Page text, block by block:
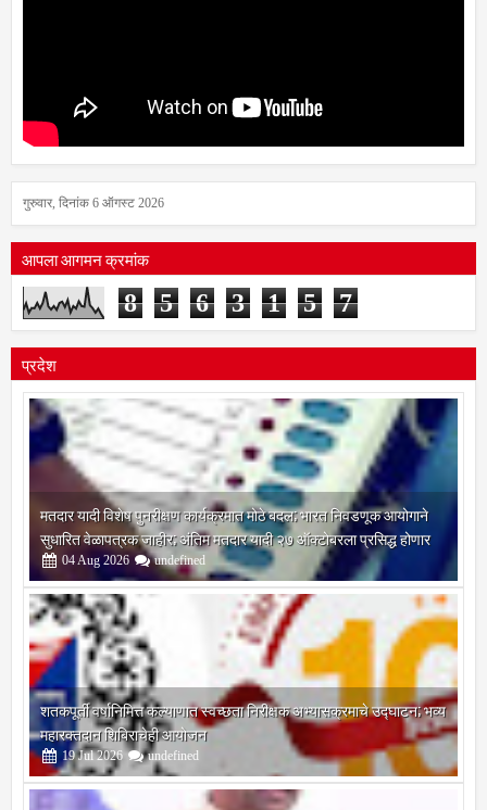
गुरुवार, दिनांक 6 ऑगस्ट 2026
आपला आगमन क्रमांक
8 5 6 3 1 5 7
प्रदेश
मतदार यादी विशेष पुनरीक्षण कार्यक्रमात मोठे बदल; भारत निवडणूक आयोगाने
सुधारित वेळापत्रक जाहीर; अंतिम मतदार यादी २७ ऑक्टोबरला प्रसिद्ध होणार
Aug undefined
शतकपूर्ती वर्षानिमित्त कल्याणात स्वच्छता निरीक्षक अभ्यासक्रमाचे उद्घाटन; भव्य
महारक्तदान शिबिराचेही आयोजन
19 Jul 2026 undefined